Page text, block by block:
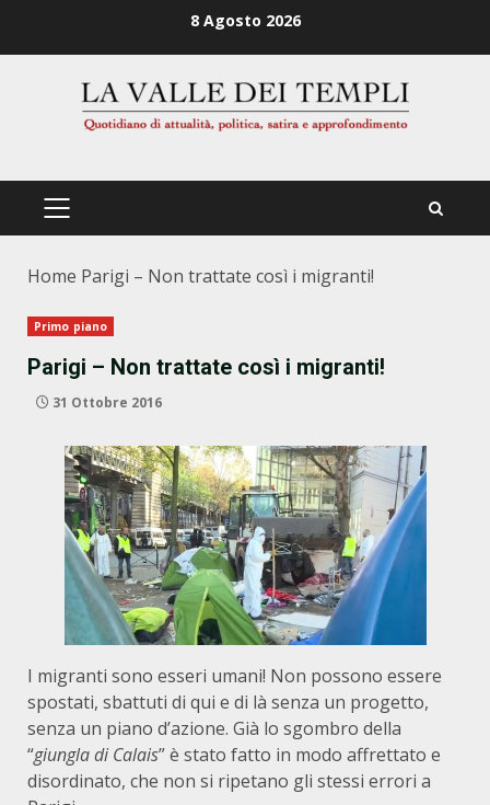
8 Agosto 2026
PRIMÄRES
Home Parigi – Non trattate così i migranti!
Primo piano
Parigi – Non trattate così i migranti!
31 Ottobre 2016
I migranti sono esseri umani! Non possono essere
spostati, sbattuti di qui e di là senza un progetto,
senza un piano d’azione. Già lo sgombro della
“giungla di Calais” è stato fatto in modo affrettato e
disordinato, che non si ripetano gli stessi errori a